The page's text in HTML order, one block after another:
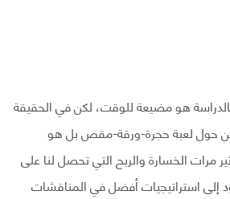
بالدراسة هو مضيعة للوقت، لكن في الحقيقة
يكن حول لعبة حجرة-ورقة-مقص بل هو
مرات الخسارة والربح التي تحصل لنا على
إلى استراتيجيات أفضل في المناقشات